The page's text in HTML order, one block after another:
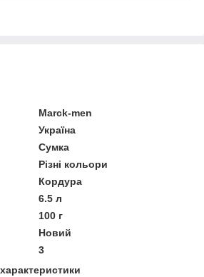
Marck-men
Україна
Сумка
Різні кольори
Кордура
6.5 л
100 г
Новий
3